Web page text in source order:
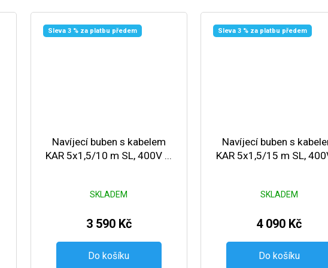
Sleva 3 % za platbu předem
Navíjecí buben s kabelem
KAR 5x1,5/10 m SL, 400V ...
SKLADEM
3 590 Kč
Do košíku
Sleva 3 % za platbu předem
Navíjecí buben s
KAR 5x1,5/15 m SL,
SKLADEM
4 090 Kč
Do košíku